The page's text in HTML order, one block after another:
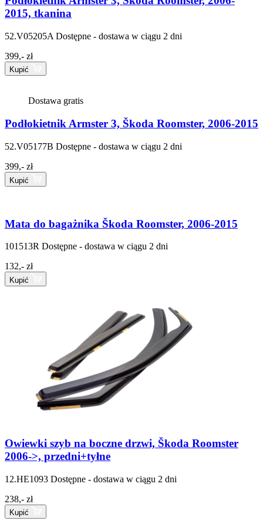
2015, tkanina
52.V05205A Dostępne - dostawa w ciągu 2 dni
399,- zł
Kupić
Dostawa gratis
Podłokietnik Armster 3, Škoda Roomster, 2006-2015
52.V05177B Dostępne - dostawa w ciągu 2 dni
399,- zł
Kupić
Mata do bagażnika Škoda Roomster, 2006-2015
101513R Dostępne - dostawa w ciągu 2 dni
132,- zł
Kupić
Owiewki szyb na boczne drzwi, Škoda Roomster
2006->, przedni+tyłne
12.HE1093 Dostępne - dostawa w ciągu 2 dni
238,- zł
Kupić